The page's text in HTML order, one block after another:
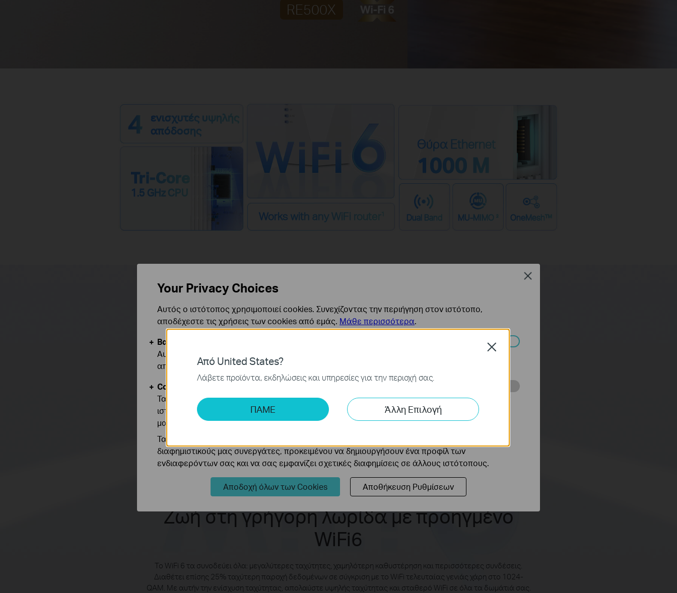
RE500X
ενισχυτές υψηλής
απόδοσης
Tri-Core
1.5 GHz CPU
Works with any WiFi router
Θύρα Ethernet
1000 M
Dual Band MU-MIMO OneMesh™
Ζωή στη γρήγορη λωρίδα με προηγμένο
WiFi6
Το WiFi 6 τα συνοδεύει όλα: μεγαλύτερες ταχύτητες, χαμηλότερη καθυστέρηση και περισσότερες συνδέσεις.
Διαθέτει επίσης 25% ταχύτερη παροχή δεδομένων σε σύγκριση με το WiFi τελευταίας γενιάς χάρη στο 1024-
QAM. Με αυτήν την ενίσχυση ταχύτητας, απολαύστε υψηλής ταχύτητας και σταθερό WiFi σε όλα τα δωμάτιά σας.
Από United States?
Λάβετε προϊόντα, εκδηλώσεις και υπηρεσίες για την περιοχή σας.
ΠΑΜΕ Άλλη Επιλογή
Close
Your Privacy Choices
Αυτός ο ιστότοπος χρησιμοποιεί cookies. Συνεχίζοντας την περιήγηση στον ιστότοπο,
αποδέχεστε τις χρήσεις των cookies από εμάς. Μάθε περισσότερα.
Βασικά Cookies
Αυτά τα cookie είναι απαραίτητα για τη λειτουργία του ιστότοπου και δεν μπορούν να
απενεργοποιηθούν στα συστήματά σας.
Cookies Ανάλυσης και Μάρκετινγκ
Τα cookie ανάλυσης μας δίνουν τη δυνατότητα να αναλύσουμε τις δραστηριότητές σας στον
ιστότοπό μας για να βελτιώσουμε και να προσαρμόσουμε τη λειτουργικότητα του ιστότοπού
μας.
Τα διαφημιστικά cookie μπορούν να ρυθμιστούν μέσω του ιστότοπού μας από τους
διαφημιστικούς μας συνεργάτες, προκειμένου να δημιουργήσουν ένα προφίλ των
ενδιαφερόντων σας και να σας εμφανίζει σχετικές διαφημίσεις σε άλλους ιστότοπους.
Αποδοχή όλων των Cookies Αποθήκευση Ρυθμίσεων
Close